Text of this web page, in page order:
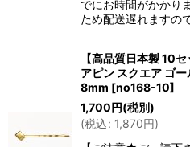
でにお時間がかかり
ため配送遅れますの
【高品質日本製 10
アピン スクエア ゴ
8mm [no168-10]
1,700円(税別)
(税込: 1,870円)